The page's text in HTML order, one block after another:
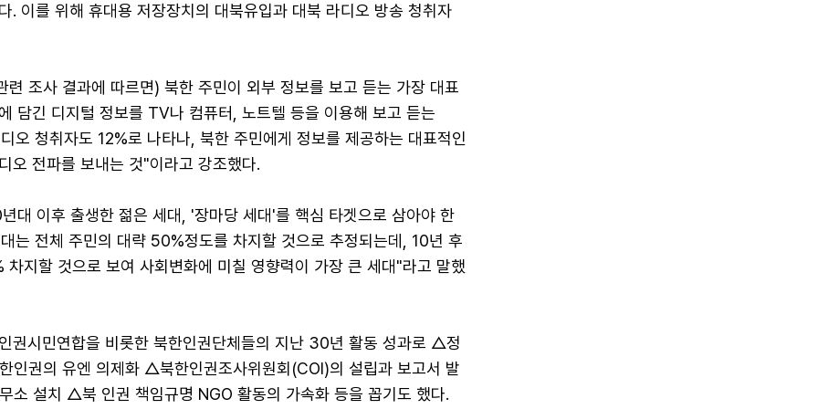
. 이를 위해 휴대용 저장장치의 대북유입과 대북 라디오 방송 청취자
조사 결과에 따르면) 북한 주민이 외부 정보를 보고 듣는 가장 대표
담긴 디지털 정보를 TV나 컴퓨터, 노트텔 등을 이용해 보고 듣는
오 청취자도 12%로 나타나, 북한 주민에게 정보를 제공하는 대표적인
오 전파를 보내는 것"이라고 강조했다.
대 이후 출생한 젊은 세대, '장마당 세대'를 핵심 타겟으로 삼아야 한
는 전체 주민의 대략 50%정도를 차지할 것으로 추정되는데, 10년 후
지할 것으로 보여 사회변화에 미칠 영향력이 가장 큰 세대"라고 말했
권시민연합을 비롯한 북한인권단체들의 지난 30년 활동 성과로 △정
인권의 유엔 의제화 △북한인권조사위원회(COI)의 설립과 보고서 발
소 설치 △북 인권 책임규명 NGO 활동의 가속화 등을 꼽기도 했다.